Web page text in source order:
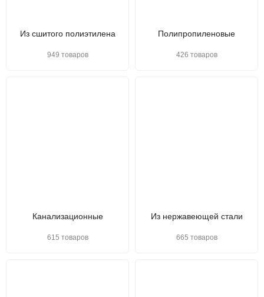
Из сшитого полиэтилена
949 товаров
Полипропиленовые
426 товаров
Канализационные
615 товаров
Из нержавеющей стали
665 товаров